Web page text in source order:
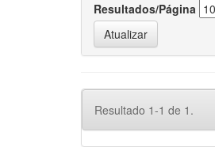
Resultados/Página
Resultado 1-1 de 1.